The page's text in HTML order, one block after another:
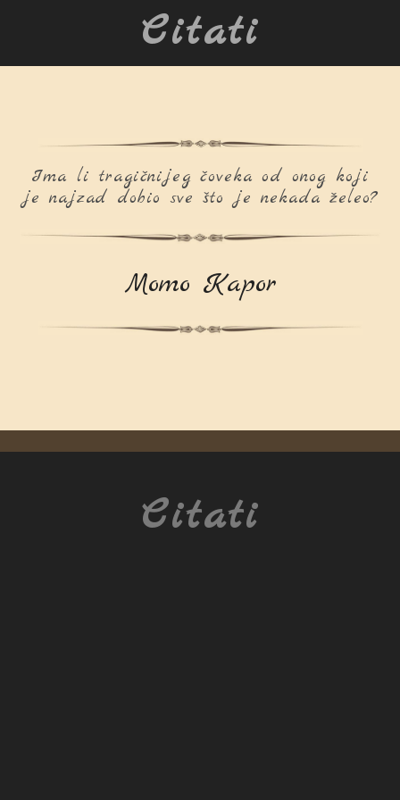
Citati
Ima li tragičnijeg čoveka od onog koji
je najzad dobio sve što je nekada želeo?
Momo Kapor
Citati